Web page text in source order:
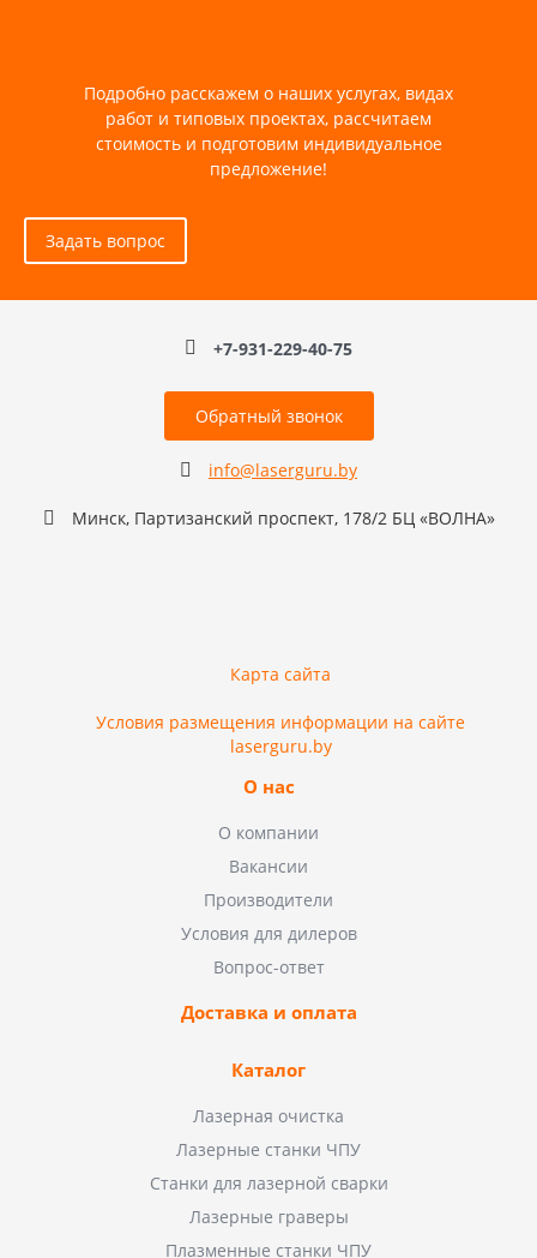
Подробно расскажем о наших услугах, видах
работ и типовых проектах, рассчитаем
стоимость и подготовим индивидуальное
предложение!
Задать вопрос
+7-931-229-40-75
Обратный звонок
info@laserguru.by
Минск, Партизанский проспект, 178/2 БЦ «ВОЛНА»
Карта сайта
Условия размещения информации на сайте
laserguru.by
О нас
О компании
Вакансии
Производители
Условия для дилеров
Вопрос-ответ
Доставка и оплата
Каталог
Лазерная очистка
Лазерные станки ЧПУ
Станки для лазерной сварки
Лазерные граверы
Плазменные станки ЧПУ